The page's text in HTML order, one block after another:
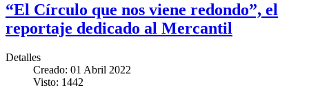
“El Círculo que nos viene redondo”, el
reportaje dedicado al Mercantil
Detalles
Creado: 01 Abril 2022
Visto: 1442